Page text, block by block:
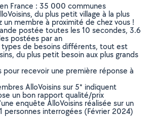
France : 35 000 communes
du plus petit village à la plus
un membre à proximité de chez vous !
postée toutes les 10 secondes, 3.6
postées par an
de besoins différents, tout est
du plus petit besoin aux plus grands
pour recevoir une première réponse à
AlloVoisins sur 5* indiquent
un bon rapport qualité/prix
enquête AlloVoisins réalisée sur un
personnes interrogées (Février 2024)